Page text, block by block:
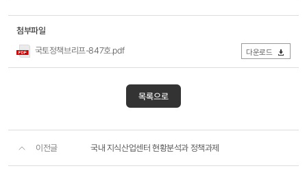
첨부파일
국토정책브리프-847호.pdf
다운로드
목록으로
이전글 국내 지식산업센터 현황분석과 정책과제